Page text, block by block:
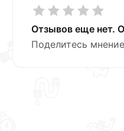
Отзывов еще нет.
Поделитесь